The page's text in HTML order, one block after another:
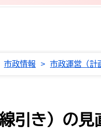
市政情報 > 市政運営（計
引き）の見